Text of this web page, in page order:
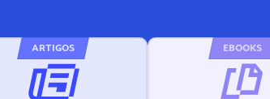
ARTIGOS EBOOKS